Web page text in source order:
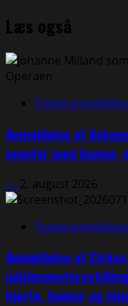
about
Kejseren
af
Portugalien
Læs også
Anmeldelse af
eventyr med
:... 2. august 2026
Anmeldelse af
hjerte, humor og